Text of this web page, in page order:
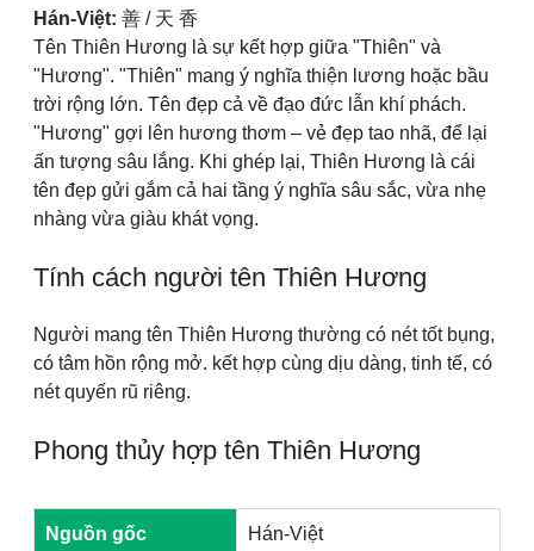
Hán-Việt: 善 / 天 香
Tên Thiên Hương là sự kết hợp giữa "Thiên" và
"Hương". "Thiên" mang ý nghĩa thiện lương hoặc bầu
trời rộng lớn. Tên đẹp cả về đạo đức lẫn khí phách.
"Hương" gợi lên hương thơm – vẻ đẹp tao nhã, để lại
ấn tượng sâu lắng. Khi ghép lại, Thiên Hương là cái
tên đẹp gửi gắm cả hai tầng ý nghĩa sâu sắc, vừa nhẹ
nhàng vừa giàu khát vọng.
Tính cách người tên Thiên Hương
Người mang tên Thiên Hương thường có nét tốt bụng,
có tâm hồn rộng mở. kết hợp cùng dịu dàng, tinh tế, có
nét quyến rũ riêng.
Phong thủy hợp tên Thiên Hương
Nguồn gốc Hán-Việt